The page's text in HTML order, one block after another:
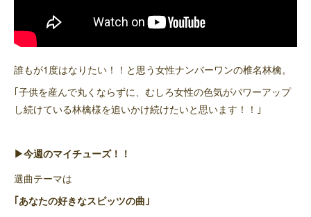
誰もが1度はなりたい！！と思う女性ナンバーワンの椎名林檎。
｢子供を産んで丸くならずに、むしろ女性の色気がパワーアップ
し続けている林檎様を追いかけ続けたいと思います！！｣
▶今週のマイチューズ！！
選曲テーマは
｢あなたの好きなスピッツの曲｣